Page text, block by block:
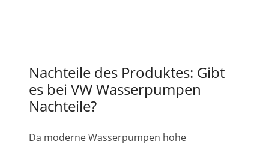
Nachteile des Produktes: Gibt
es bei VW Wasserpumpen
Nachteile?
Da moderne Wasserpumpen hohe